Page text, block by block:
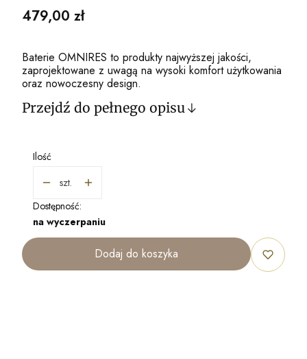
Cena
479,00 zł
Baterie OMNIRES to produkty najwyższej jakości,
zaprojektowane z uwagą na wysoki komfort użytkowania
oraz nowoczesny design.
Przejdź do pełnego opisu
Ilość
szt.
Dostępność:
na wyczerpaniu
Dodaj do koszyka